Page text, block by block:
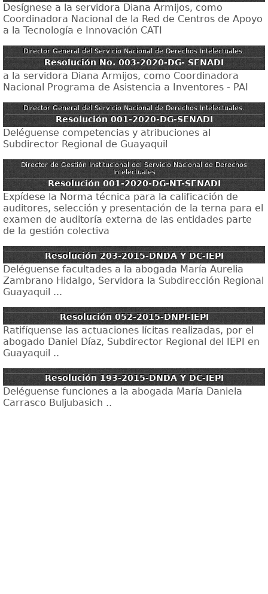
Desígnese a la servidora Diana Armijos, como
Coordinadora Nacional de la Red de Centros de Apoyo
a la Tecnología e Innovación CATI
Director General del Servicio Nacional de Derechos Intelectuales.
Resolución No. 003-2020-DG- SENADI
a la servidora Diana Armijos, como Coordinadora
Nacional Programa de Asistencia a Inventores - PAI
Director General del Servicio Nacional de Derechos Intelectuales.
Resolución 001-2020-DG-SENADI
Deléguense competencias y atribuciones al
Subdirector Regional de Guayaquil
Director de Gestión Institucional del Servicio Nacional de Derechos
Intelectuales
Resolución 001-2020-DG-NT-SENADI
Expídese la Norma técnica para la calificación de
auditores, selección y presentación de la terna para el
examen de auditoría externa de las entidades parte
de la gestión colectiva
Resolución 203-2015-DNDA Y DC-IEPI
Deléguense facultades a la abogada María Aurelia
Zambrano Hidalgo, Servidora la Subdirección Regional
Guayaquil ...
Resolución 052-2015-DNPI-IEPI
Ratifíquense las actuaciones lícitas realizadas, por el
abogado Daniel Díaz, Subdirector Regional del IEPI en
Guayaquil ..
Resolución 193-2015-DNDA Y DC-IEPI
Deléguense funciones a la abogada María Daniela
Carrasco Buljubasich ..